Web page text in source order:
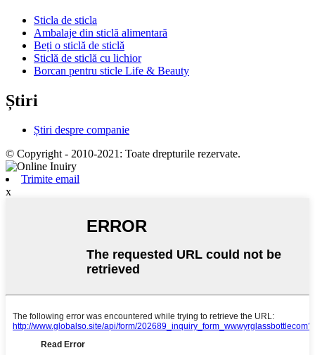
Sticla de sticla
Ambalaje din sticlă alimentară
Beți o sticlă de sticlă
Sticlă de sticlă cu lichior
Borcan pentru sticle Life & Beauty
Știri
Știri despre companie
© Copyright - 2010-2021: Toate drepturile rezervate.
Trimite email
x